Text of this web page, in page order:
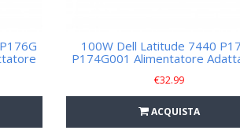
100W Dell Latitude 7440
P174G001 Alimentatore
€32.99
ACQUISTA